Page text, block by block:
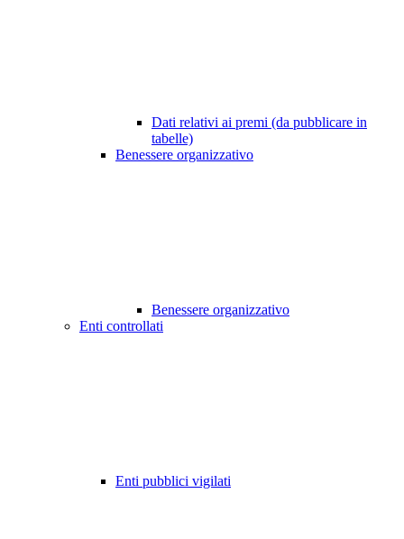
Dati relativi ai premi (da pubblicare in
tabelle)
Benessere organizzativo
Benessere organizzativo
Enti controllati
Enti pubblici vigilati